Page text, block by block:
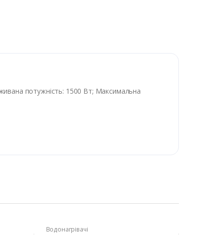
потужність: 1500 Вт; Максимальна
Водонагрівачі